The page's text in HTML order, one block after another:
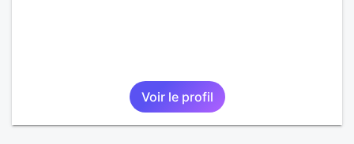
Voir le profil